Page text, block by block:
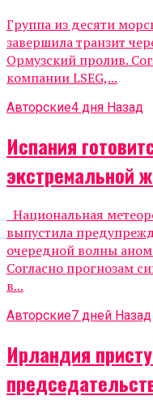
Группа из десяти
завершила транзит
Ормузский пролив.
компании LSEG,...
Авторские4 дня Назад
Испания
экстремальной
Национальная
выпустила
очередной волны
Согласно прогнозам
в...
Авторские7 дней Назад
Ирландия